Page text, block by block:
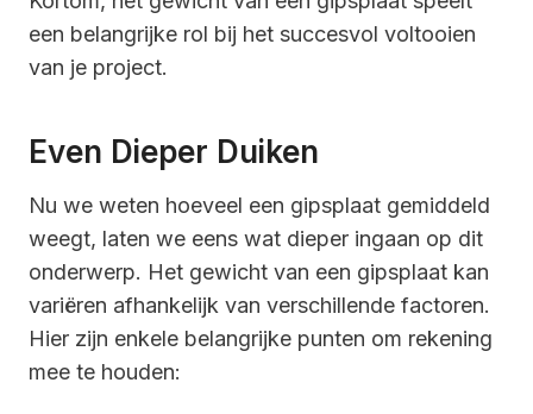
een belangrijke rol bij het succesvol voltooien
van je project.
Even Dieper Duiken
Nu we weten hoeveel een gipsplaat gemiddeld
weegt, laten we eens wat dieper ingaan op dit
onderwerp. Het gewicht van een gipsplaat kan
variëren afhankelijk van verschillende factoren.
Hier zijn enkele belangrijke punten om rekening
mee te houden: